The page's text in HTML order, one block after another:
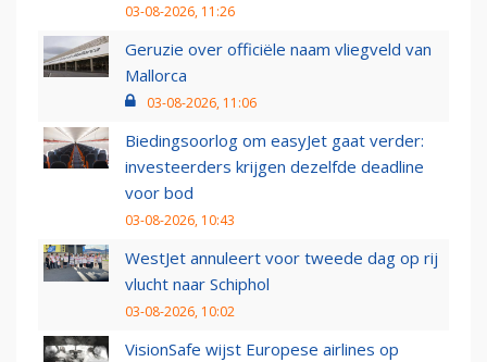
03-08-2026, 11:26
Geruzie over officiële naam vliegveld van
Mallorca
03-08-2026, 11:06
Biedingsoorlog om easyJet gaat verder:
investeerders krijgen dezelfde deadline
voor bod
03-08-2026, 10:43
WestJet annuleert voor tweede dag op rij
vlucht naar Schiphol
03-08-2026, 10:02
VisionSafe wijst Europese airlines op